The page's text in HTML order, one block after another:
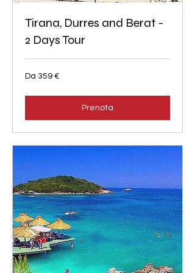
Tirana, Durres and Berat -
2 Days Tour
Da
359
Da 359 €
Prenota